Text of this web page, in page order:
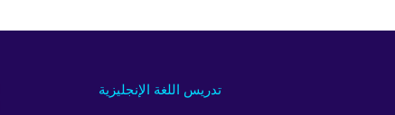
تدريس اللغة الإنجليزية